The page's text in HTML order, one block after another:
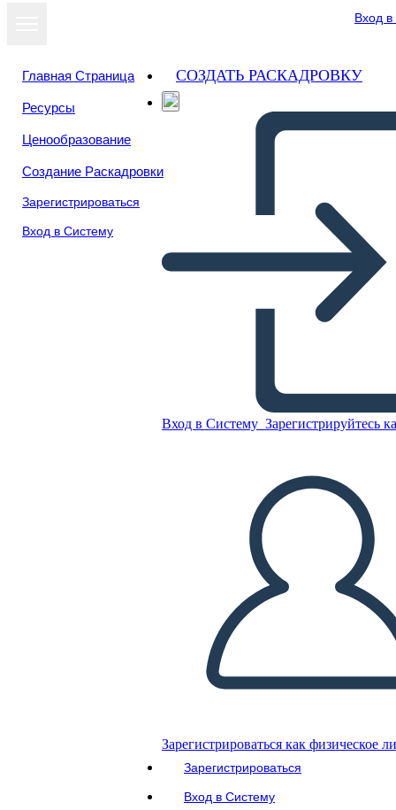
Вход
Главная Страница
Ресурсы
Ценообразование
Создание Раскадровки
Зарегистрироваться
Вход в Систему
СОЗДАТЬ РАСКАДРОВКУ
Вход в Систему Зарегистрируйтесь
Зарегистрироваться как физическое
Зарегистрироваться
Вход в Систему
ВОСПРОИЗВЕСТИ СЛАЙД-ШОУ
ПОЧИТАЙ МНЕ
Посмотреть
как слайд-шоу